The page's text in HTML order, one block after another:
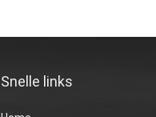
Snelle links